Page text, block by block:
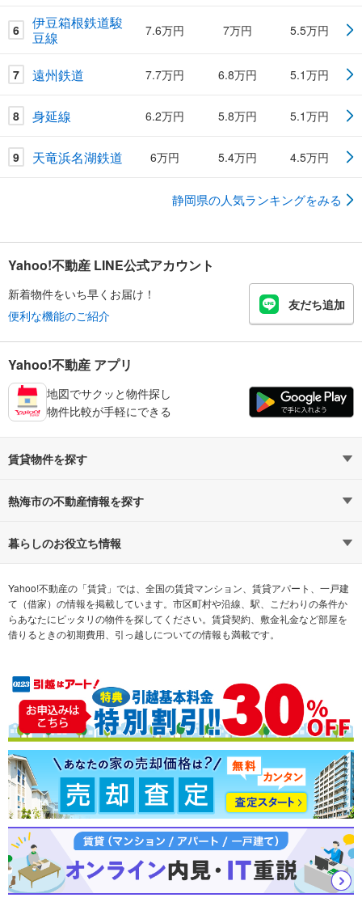
6
伊豆箱根鉄道駿
豆線
7.6万円 7万円 5.5万円
7 遠州鉄道 7.7万円 6.8万円 5.1万円
8 身延線 6.2万円 5.8万円 5.1万円
9 天竜浜名湖鉄道 6万円 5.4万円 4.5万円
静岡県の人気ランキングをみる
Yahoo!不動産 LINE公式アカウント
新着物件をいち早くお届け！
便利な機能のご紹介
友だち追加
Yahoo!不動産 アプリ
地図でサクッと物件探し
物件比較が手軽にできる
賃貸物件を探す
路線・駅から探す
通勤時間から探す
不動産会社から探す 希望の条件から探す
テーマから探す ランキングから探す
熱海市の不動産情報を探す
不動産・住宅
新築マンション 中古マンション
新築一戸建て 中古一戸建て
売却査定
暮らしのお役立ち情報
マンションカタログ 教えて！住まいの先生
Yahoo!不動産の「賃貸」では、全国の賃貸マンション、賃貸アパート、一戸建
て（借家）の情報を掲載しています。市区町村や沿線、駅、こだわりの条件か
らあなたにピッタリの物件を探してください。賃貸契約、敷金礼金など部屋を
借りるときの初期費用、引っ越しについての情報も満載です。